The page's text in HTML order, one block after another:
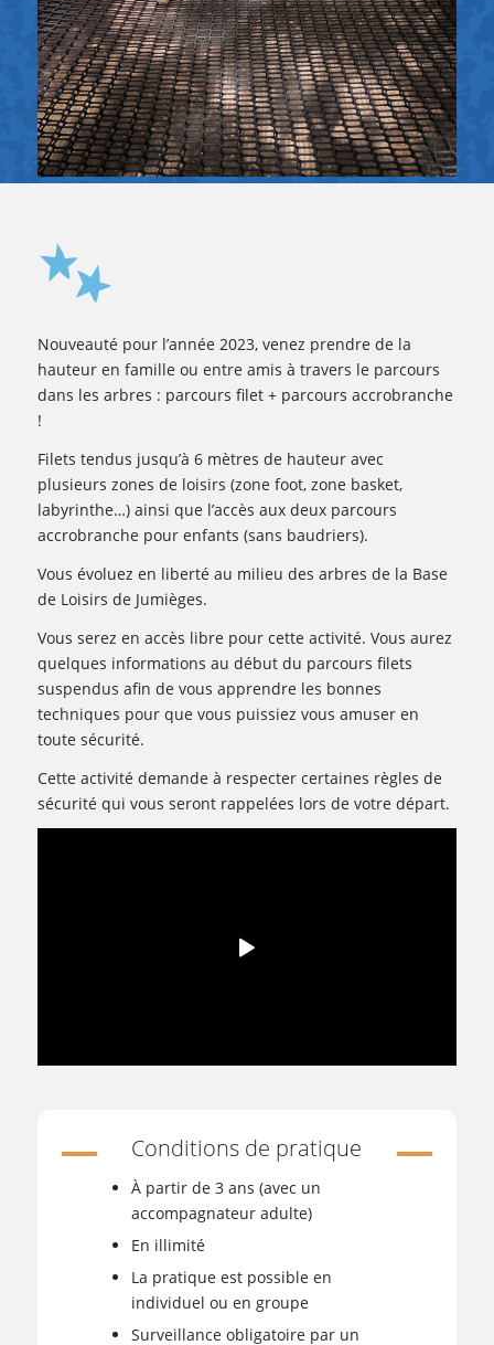
Nouveauté pour l’année 2023, venez prendre de la
hauteur en famille ou entre amis à travers le parcours
dans les arbres : parcours filet + parcours accrobranche
!
Filets tendus jusqu’à 6 mètres de hauteur avec
plusieurs zones de loisirs (zone foot, zone basket,
labyrinthe…) ainsi que l’accès aux deux parcours
accrobranche pour enfants (sans baudriers).
Vous évoluez en liberté au milieu des arbres de la Base
de Loisirs de Jumièges.
Vous serez en accès libre pour cette activité. Vous aurez
quelques informations au début du parcours filets
suspendus afin de vous apprendre les bonnes
techniques pour que vous puissiez vous amuser en
toute sécurité.
Cette activité demande à respecter certaines règles de
sécurité qui vous seront rappelées lors de votre départ.
Conditions de pratique
À partir de 3 ans (avec un
accompagnateur adulte)
En illimité
La pratique est possible en
individuel ou en groupe
Surveillance obligatoire par un